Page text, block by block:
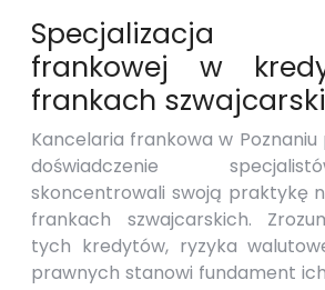
Specjalizacja
frankowej w
frankach
Kancelaria frankowa w Poznaniu
doświadczenie
skoncentrowali swoją praktykę
frankach szwajcarskich.
tych kredytów, ryzyka
prawnych stanowi fundament